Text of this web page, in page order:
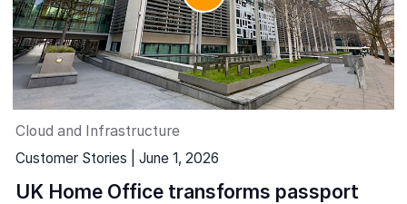
Cloud and Infrastructure
Customer Stories | June 1, 2026
UK Home Office transforms passport